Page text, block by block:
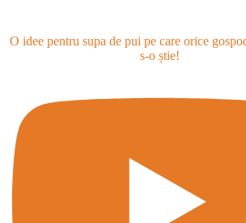
O idee pentru supa de pui pe care orice
s-o știe!